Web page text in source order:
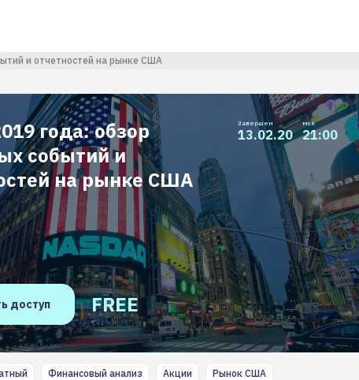
и отчетностей на рынке США
года: обзор
событий и
на рынке США
Завершен
13.02.20
мск
21:00
FREE
Финансовый анализ Акции Рынок США